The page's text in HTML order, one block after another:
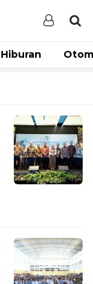
Hiburan